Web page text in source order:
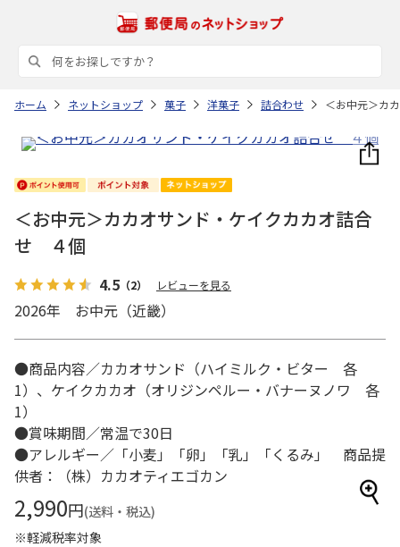
ホーム ネットショップ 菓子 洋菓子 詰合わせ ＜お中元＞カ
＜お中元＞カカオサンド・ケイクカカオ詰合
せ ４個
4.5 （2） レビューを見る
2026年 お中元（近畿）
●商品内容／カカオサンド（ハイミルク・ビター 各
1）、ケイクカカオ（オリジンペルー・バナーヌノワ 各
1）
●賞味期間／常温で30日
●アレルギー／「小麦」「卵」「乳」「くるみ」 商品提
供者：（株）カカオティエゴカン
2,990円(送料・税込)
※軽減税率対象